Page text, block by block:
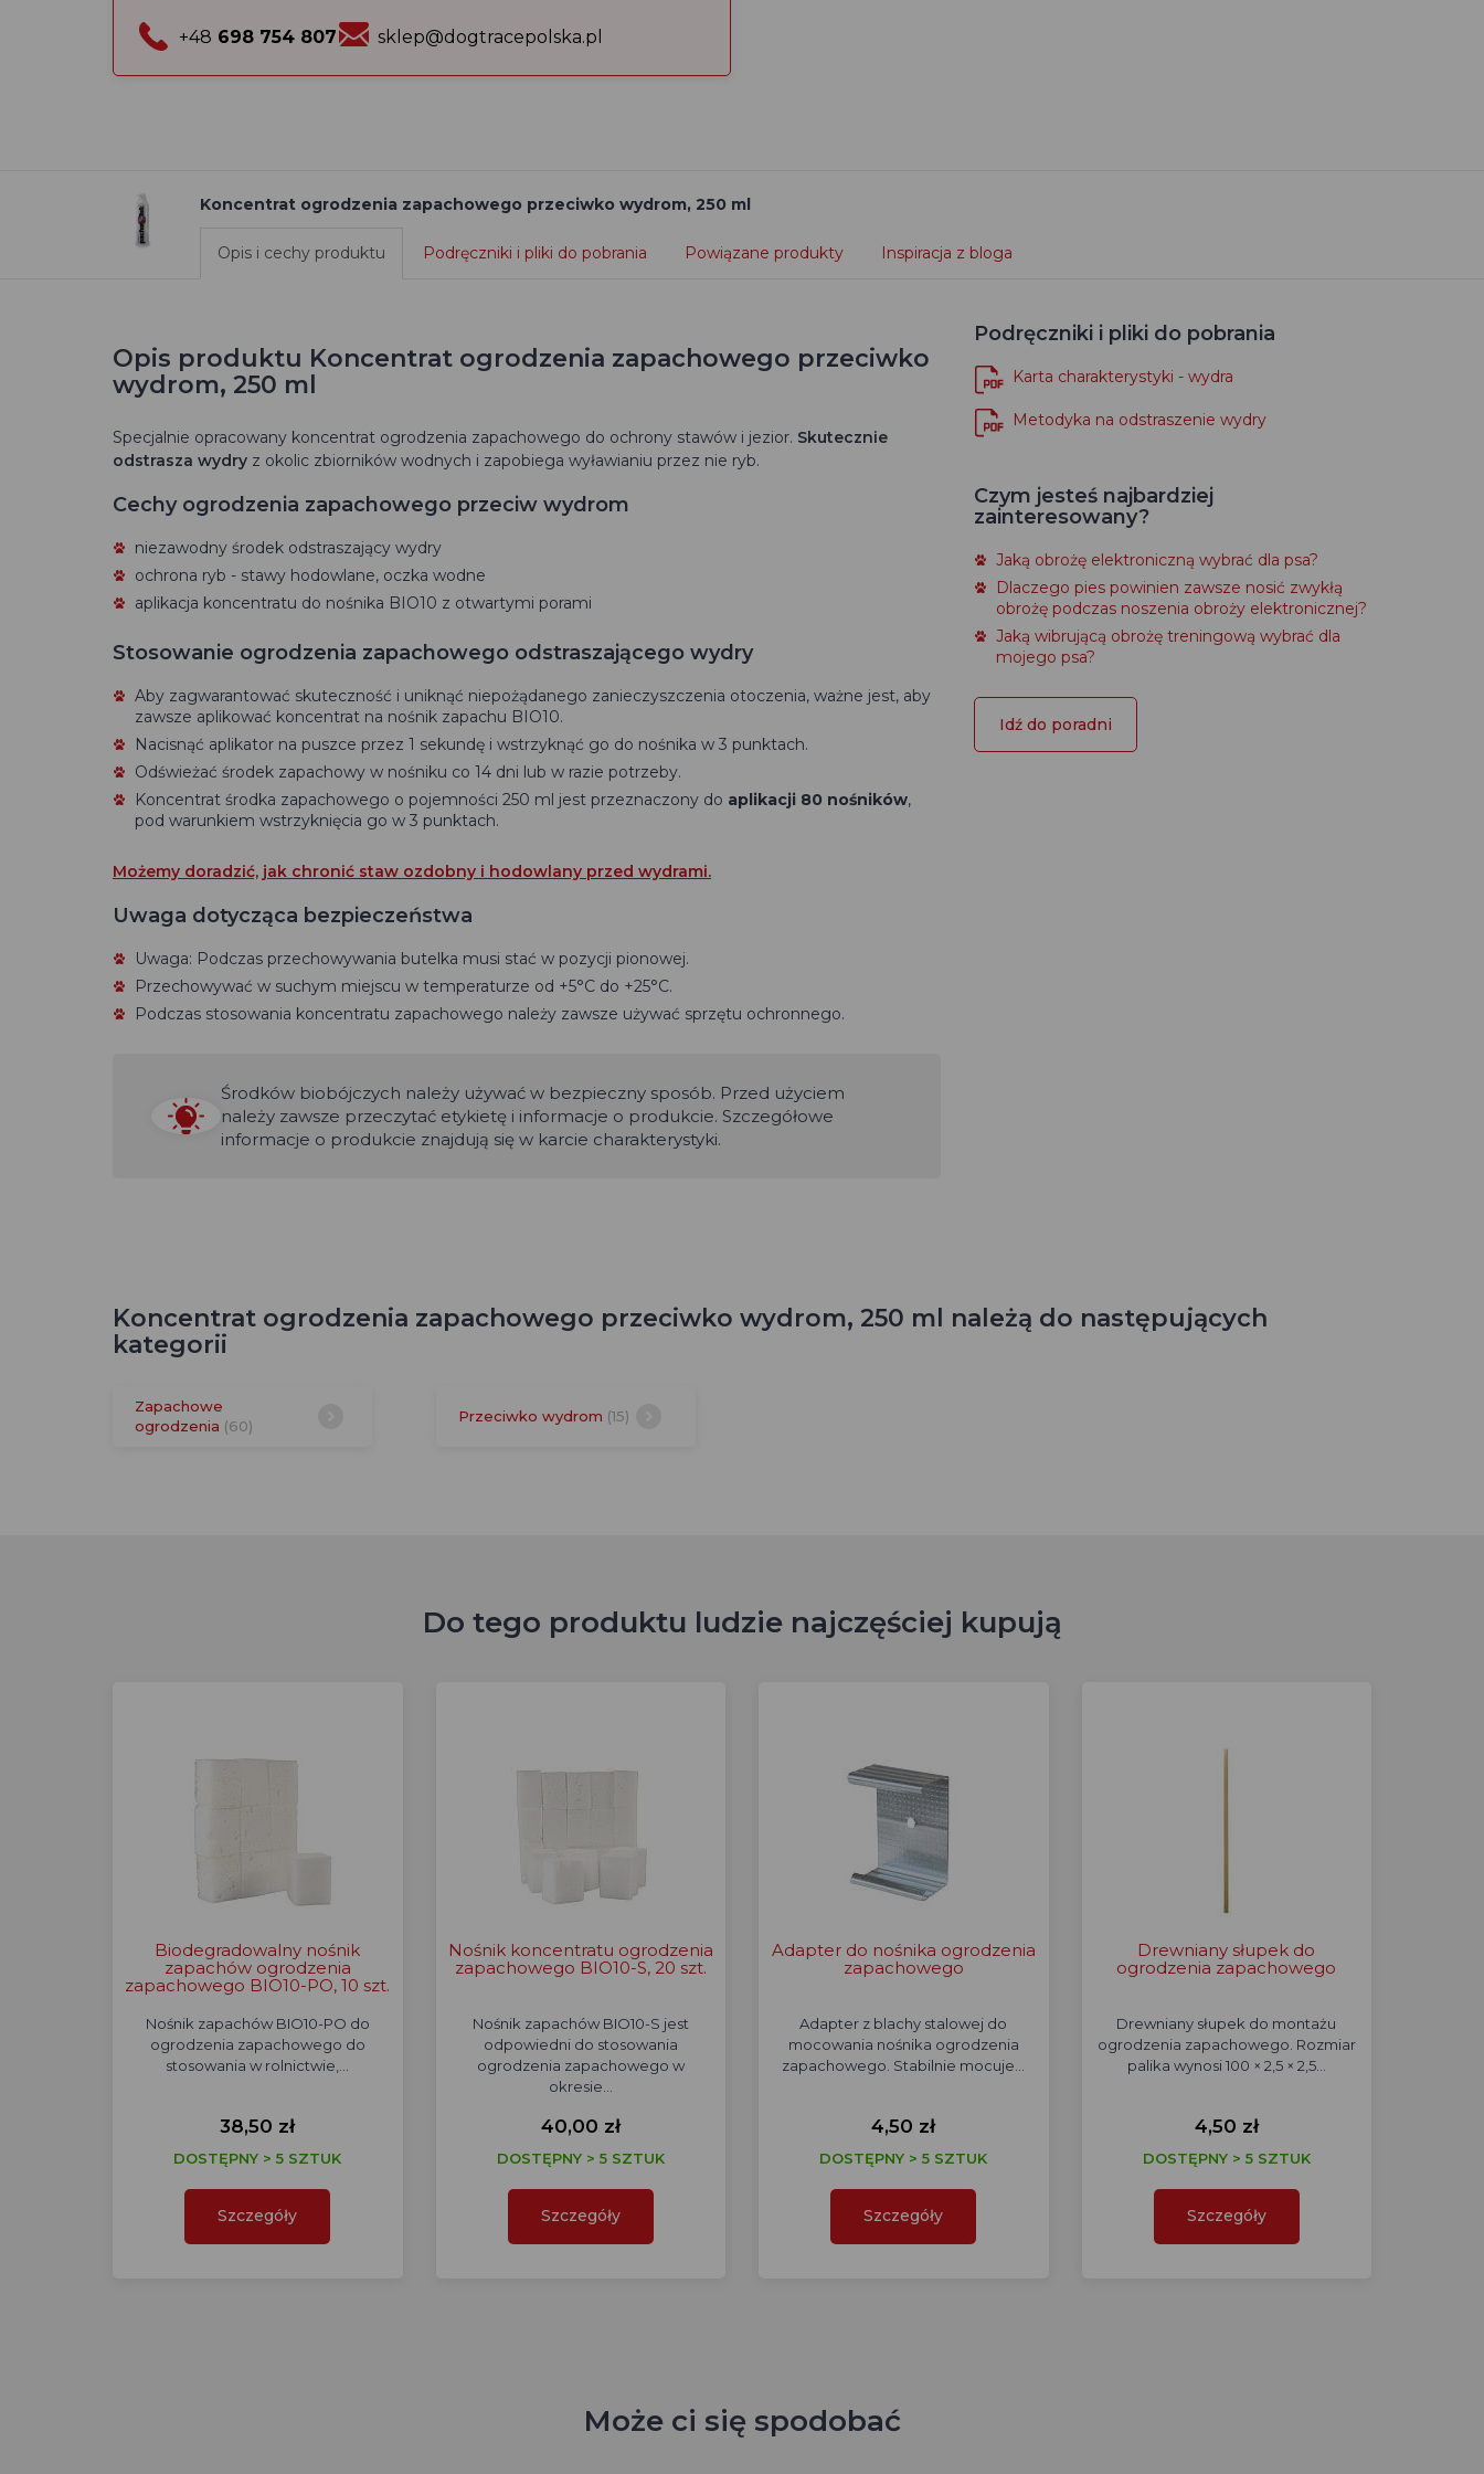
+48 698 754 807 sklep@dogtracepolska.pl
Koncentrat ogrodzenia zapachowego przeciwko wydrom, 250 ml
Opis i cechy produktu Podręczniki i pliki do pobrania Powiązane produkty Inspiracja z bloga
Opis produktu Koncentrat ogrodzenia zapachowego przeciwko
wydrom, 250 ml
Specjalnie opracowany koncentrat ogrodzenia zapachowego do ochrony stawów i jezior. Skutecznie
odstrasza wydry z okolic zbiorników wodnych i zapobiega wyławianiu przez nie ryb.
Cechy ogrodzenia zapachowego przeciw wydrom
niezawodny środek odstraszający wydry
ochrona ryb - stawy hodowlane, oczka wodne
aplikacja koncentratu do nośnika BIO10 z otwartymi porami
Stosowanie ogrodzenia zapachowego odstraszającego wydry
Aby zagwarantować skuteczność i uniknąć niepożądanego zanieczyszczenia otoczenia, ważne jest, aby
zawsze aplikować koncentrat na nośnik zapachu BIO10.
Nacisnąć aplikator na puszce przez 1 sekundę i wstrzyknąć go do nośnika w 3 punktach.
Odświeżać środek zapachowy w nośniku co 14 dni lub w razie potrzeby.
Koncentrat środka zapachowego o pojemności 250 ml jest przeznaczony do aplikacji 80 nośników,
pod warunkiem wstrzyknięcia go w 3 punktach.
Możemy doradzić, jak chronić staw ozdobny i hodowlany przed wydrami.
Uwaga dotycząca bezpieczeństwa
Uwaga: Podczas przechowywania butelka musi stać w pozycji pionowej.
Przechowywać w suchym miejscu w temperaturze od +5°C do +25°C.
Podczas stosowania koncentratu zapachowego należy zawsze używać sprzętu ochronnego.
Środków biobójczych należy używać w bezpieczny sposób. Przed użyciem
należy zawsze przeczytać etykietę i informacje o produkcie. Szczegółowe
informacje o produkcie znajdują się w karcie charakterystyki.
Podręczniki i pliki do pobrania
Karta charakterystyki - wydra
Metodyka na odstraszenie wydry
Czym jesteś najbardziej
zainteresowany?
Jaką obrożę elektroniczną wybrać dla psa?
Dlaczego pies powinien zawsze nosić zwykłą
obrożę podczas noszenia obroży elektronicznej?
Jaką wibrującą obrożę treningową wybrać dla
mojego psa?
Idź do poradni
Koncentrat ogrodzenia zapachowego przeciwko wydrom, 250 ml należą do następujących
kategorii
Zapachowe
ogrodzenia (60)
Przeciwko wydrom (15)
Do tego produktu ludzie najczęściej kupują
Biodegradowalny nośnik
zapachów ogrodzenia
zapachowego BIO10-PO, 10 szt.
Nośnik zapachów BIO10-PO do
ogrodzenia zapachowego do
stosowania w rolnictwie,…
38,50 zł
DOSTĘPNY > 5 SZTUK
Szczegóły
Nośnik koncentratu ogrodzenia
zapachowego BIO10-S, 20 szt.
Nośnik zapachów BIO10-S jest
odpowiedni do stosowania
ogrodzenia zapachowego w
okresie…
40,00 zł
DOSTĘPNY > 5 SZTUK
Szczegóły
Adapter do nośnika ogrodzenia
zapachowego
Adapter z blachy stalowej do
mocowania nośnika ogrodzenia
zapachowego. Stabilnie mocuje…
4,50 zł
DOSTĘPNY > 5 SZTUK
Szczegóły
Drewniany słupek do
ogrodzenia zapachowego
Drewniany słupek do montażu
ogrodzenia zapachowego. Rozmiar
palika wynosi 100 × 2,5 × 2,5…
4,50 zł
DOSTĘPNY > 5 SZTUK
Szczegóły
Może ci się spodobać